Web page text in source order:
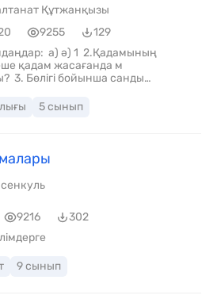
Құтжанқызы
9255
129
бойынша санды
жүрді. Бұл олардың барлық
5 сынып
9216
302
9 сынып